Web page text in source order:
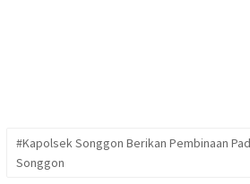
#Kapolsek Songgon Berikan Pembinaan
Songgon